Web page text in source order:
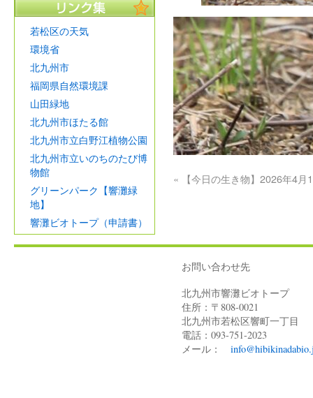
« 【今日の生き物】2026年4月
若松区の天気
環境省
北九州市
福岡県自然環境課
山田緑地
北九州市ほたる館
北九州市立白野江植物公園
北九州市立いのちのたび博
物館
グリーンパーク【響灘緑
地】
響灘ビオトープ（申請書）
お問い合わせ先
北九州市響灘ビオトープ
住所：〒808-0021
北九州市若松区響町一丁目
電話：093-751-2023
メール：